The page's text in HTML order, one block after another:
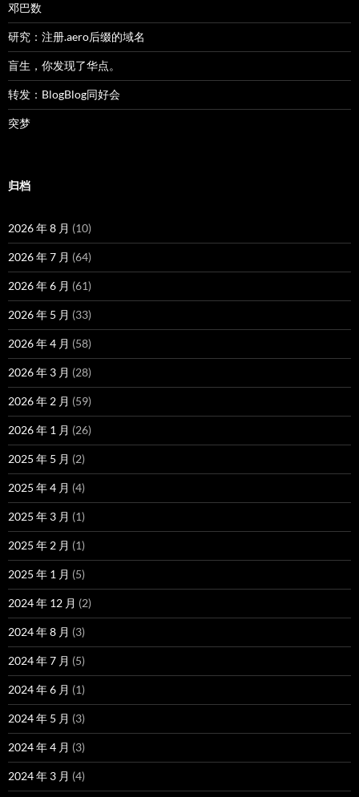
邓巴数
研究：注册.aero后缀的域名
盲生，你发现了华点。
转发：BlogBlog同好会
突梦
归档
2026 年 8 月 (10)
2026 年 7 月 (64)
2026 年 6 月 (61)
2026 年 5 月 (33)
2026 年 4 月 (58)
2026 年 3 月 (28)
2026 年 2 月 (59)
2026 年 1 月 (26)
2025 年 5 月 (2)
2025 年 4 月 (4)
2025 年 3 月 (1)
2025 年 2 月 (1)
2025 年 1 月 (5)
2024 年 12 月 (2)
2024 年 8 月 (3)
2024 年 7 月 (5)
2024 年 6 月 (1)
2024 年 5 月 (3)
2024 年 4 月 (3)
2024 年 3 月 (4)